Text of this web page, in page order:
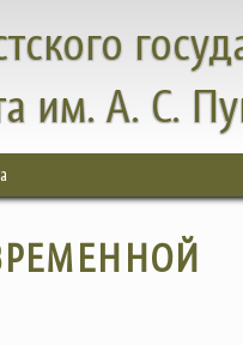
им. А. С.